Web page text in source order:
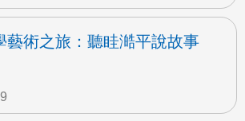
藝術之旅：聽眭澔平說故事